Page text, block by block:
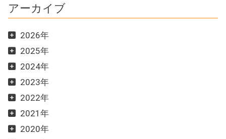
アーカイブ
2026年
2025年
2024年
2023年
2022年
2021年
2020年